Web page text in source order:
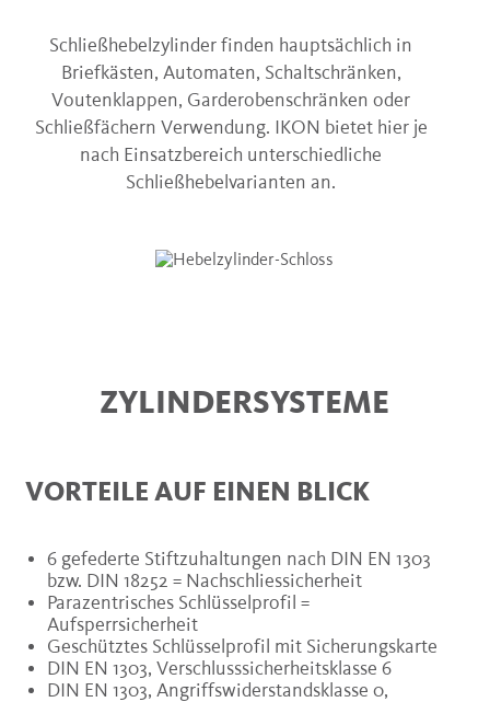
Schließhebelzylinder finden hauptsächlich in
Briefkästen, Automaten, Schaltschränken,
Voutenklappen, Garderobenschränken oder
Schließfächern Verwendung. IKON bietet hier je
nach Einsatzbereich unterschiedliche
Schließhebelvarianten an.
ZYLINDERSYSTEME
VORTEILE AUF EINEN BLICK
6 gefederte Stiftzuhaltungen nach DIN EN 1303
bzw. DIN 18252 = Nachschliessicherheit
Parazentrisches Schlüsselprofil =
Aufsperrsicherheit
Geschütztes Schlüsselprofil mit Sicherungskarte
DIN EN 1303, Verschlusssicherheitsklasse 6
DIN EN 1303, Angriffswiderstandsklasse 0,